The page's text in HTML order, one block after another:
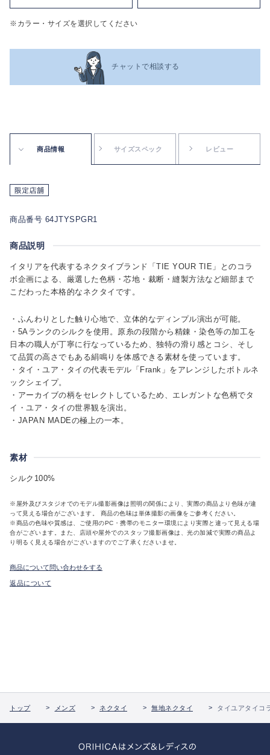
※カラー・サイズを選択してください
チャットで相談する
商品情報 サイズスペック レビュー
商品番号 64JTYSPGR1
商品説明
イタリアを代表するネクタイブランド「TIE YOUR TIE」とのコラ
ボ企画による、厳選した色柄・芯地・裁断・縫製方法など細部まで
こだわった本格的なネクタイです。
・ふんわりとした触り心地で、立体的なディンプル演出が可能。
・5Aランクのシルクを使用。原糸の段階から精錬・染色等の加工を
日本の職人が丁寧に行なっているため、独特の滑り感とコシ、そし
て品質の高さでもある絹鳴りを体感できる素材を使っています。
・タイ・ユア・タイの代表モデル「Frank」をアレンジしたボトルネ
ックシェイプ。
・アーカイブの柄をセレクトしているため、エレガントな色柄でタ
イ・ユア・タイの世界観を演出。
・JAPAN MADEの極上の一本。
素材
シルク100%
※屋外及びスタジオでのモデル撮影画像は照明の関係により、実際の商品より色味が違
って見える場合がございます。 商品の色味は単体撮影の画像をご参考ください。
※商品の色味や質感は、ご使用のPC・携帯のモニター環境により実際と違って見える場
合がございます。また、店頭や屋外でのスタッフ撮影画像は、光の加減で実際の商品よ
り明るく見える場合がございますのでご了承くださいませ。
商品について問い合わせをする
返品について
トップ メンズ ネクタイ 無地ネクタイ タイユアタイコ